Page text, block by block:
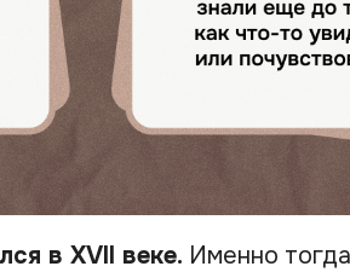
в XVII веке. Именно